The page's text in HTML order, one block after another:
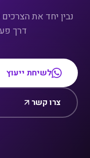
נבין יחד את
דרך
לשיחת ייעוץ
צרו קשר